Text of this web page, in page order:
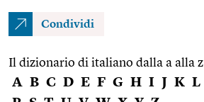
Condividi
Il dizionario di italiano dalla a alla z
A B C D E F G H I J K L